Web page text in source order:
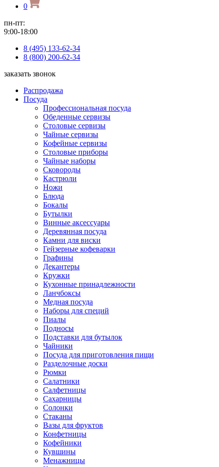
0
пн-пт:
9:00-18:00
8 (495) 133-62-34
8 (800) 200-62-34
заказать звонок
Распродажа
Посуда
Профессиональная посуда
Обеденные сервизы
Столовые сервизы
Чайные сервизы
Кофейные сервизы
Столовые приборы
Чайные наборы
Сковороды
Кастрюли
Ножи
Блюда
Бокалы
Бутылки
Винные аксессуары
Деревянная посуда
Камни для виски
Гейзерные кофеварки
Графины
Декантеры
Кружки
Кухонные принадлежности
Ланчбоксы
Медная посуда
Наборы для специй
Пиалы
Подносы
Подставки для бутылок
Чайники
Посуда для приготовления пищи
Разделочные доски
Рюмки
Салатники
Салфетницы
Сахарницы
Солонки
Стаканы
Вазы для фруктов
Конфетницы
Кофейники
Кувшины
Менажницы